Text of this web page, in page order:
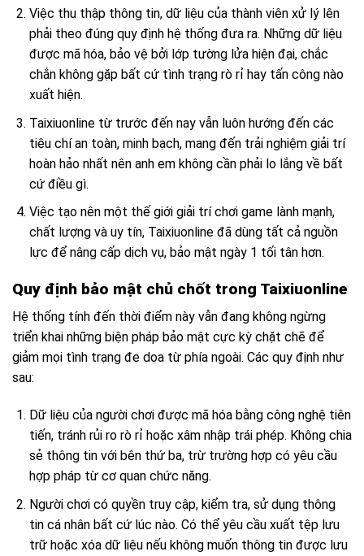
Việc thu thập thông tin, dữ liệu của thành viên xử lý lên
phải theo đúng quy định hệ thống đưa ra. Những dữ liệu
được mã hóa, bảo vệ bởi lớp tường lửa hiện đại, chắc
chắn không gặp bất cứ tình trạng rò rỉ hay tấn công nào
xuất hiện.
Taixiuonline từ trước đến nay vẫn luôn hướng đến các
tiêu chí an toàn, minh bạch, mang đến trải nghiệm giải trí
hoàn hảo nhất nên anh em không cần phải lo lắng về bất
cứ điều gì.
Việc tạo nên một thế giới giải trí chơi game lành mạnh,
chất lượng và uy tín, Taixiuonline đã dùng tất cả nguồn
lực để nâng cấp dịch vụ, bảo mật ngày 1 tối tân hơn.
Quy định bảo mật chủ chốt trong Taixiuonline
Hệ thống tính đến thời điểm này vẫn đang không ngừng
triển khai những biện pháp bảo mật cực kỳ chặt chẽ để
giảm mọi tình trạng đe dọa từ phía ngoài. Các quy định như
sau:
Dữ liệu của người chơi được mã hóa bằng công nghệ tiên
tiến, tránh rủi ro rò rỉ hoặc xâm nhập trái phép. Không chia
sẻ thông tin với bên thứ ba, trừ trường hợp có yêu cầu
hợp pháp từ cơ quan chức năng.
Người chơi có quyền truy cập, kiểm tra, sử dụng thông
tin cá nhân bất cứ lúc nào. Có thể yêu cầu xuất tệp lưu
trữ hoặc xóa dữ liệu nếu không muốn thông tin được lưu